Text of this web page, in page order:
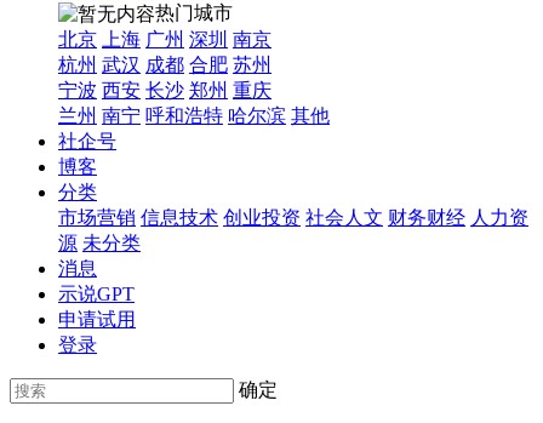
热门城市
北京
上海 广州 深圳 南京
杭州 武汉 成都 合肥 苏州
宁波 西安 长沙 郑州 重庆
兰州 南宁 呼和浩特 哈尔滨 其他
社企号
博客
分类
市场营销 信息技术 创业投资 社会人文 财务财经 人力资
源 未分类
消息
示说GPT
申请试用
登录
确定